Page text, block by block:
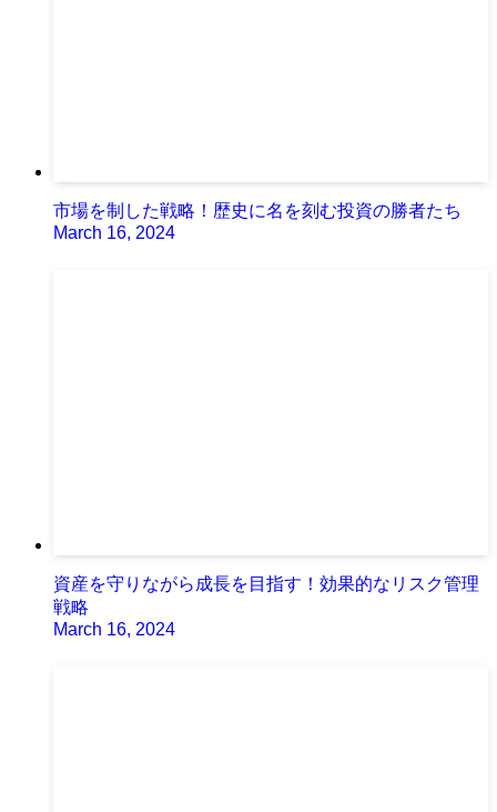
市場を制した戦略！歴史に名を刻む投資の勝者たち
March 16, 2024
資産を守りながら成長を目指す！効果的なリスク管理
戦略
March 16, 2024